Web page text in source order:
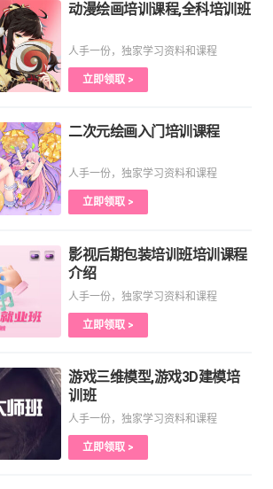
动漫绘画培训课程,全科培训班
人手一份，独家学习资料和课程
立即领取 >
二次元绘画入门培训课程
人手一份，独家学习资料和课程
立即领取 >
影视后期包装培训班培训课程
介绍
人手一份，独家学习资料和课程
立即领取 >
游戏三维模型,游戏3D建模培
训班
人手一份，独家学习资料和课程
立即领取 >